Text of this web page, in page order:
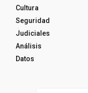
Cultura
Seguridad
Judiciales
Análisis
Datos